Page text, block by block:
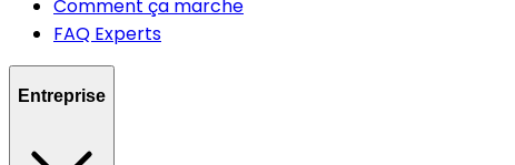
Comment ça marche
FAQ Experts
Entreprise